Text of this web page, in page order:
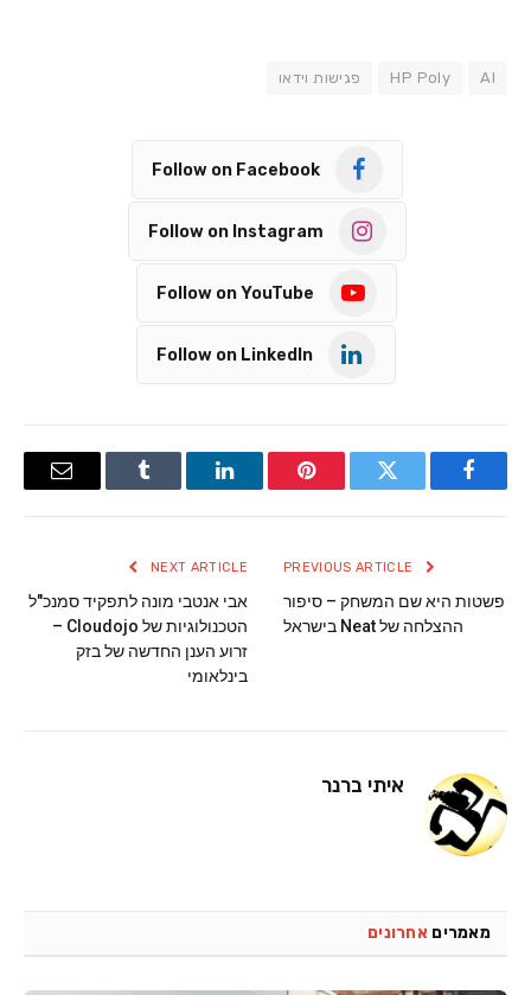
AI
HP Poly פגישות וידאו
Follow on Facebook
Follow on Instagram
Follow on YouTube
Follow on LinkedIn
Facebook
Twitter
Pinterest
LinkedIn
Tumblr
Email
פשטות היא שם המשחק – סיפור
ההצלחה של Neat בישראל
NEXT ARTICLE
אבי אנטבי מונה לתפקיד סמנכ"ל
הטכנולוגיות של Cloudojo –
זרוע הענן החדשה של בזק
בינלאומי
איתי ברנר
מאמרים אחרונים